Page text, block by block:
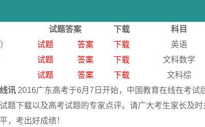
试题答案 下载 科目
） 试题 答案 下载 英语
试题 答案 下载 文科数学
试题 答案 下载 文科综
讯 2016广东高考于6月7日开始，中国教育在线在考试
题下载以及高考试题的专家点评。请广大考生家长及
，考出好成绩！